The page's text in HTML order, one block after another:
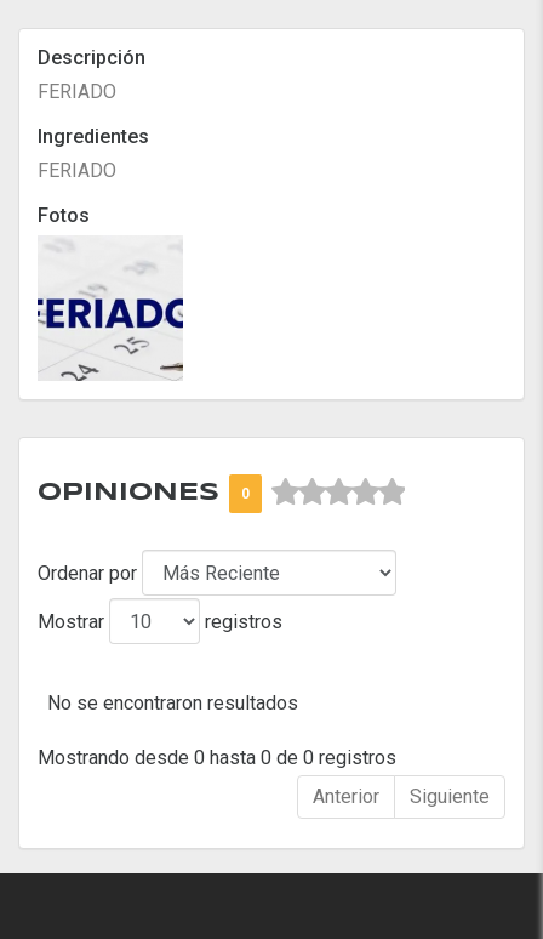
Descripción
FERIADO
Ingredientes
FERIADO
Fotos
OPINIONES 0 


Ordenar por
Mostrar registros
No se encontraron resultados
Mostrando desde 0 hasta 0 de 0 registros
Anterior
Siguiente